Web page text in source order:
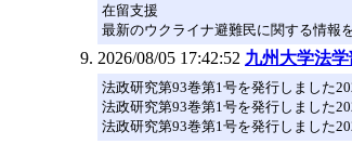
在留支援
最新のウクライナ避難民に関する情報
2026/08/05 17:42:52 九州大学法学
法政研究第93巻第1号を発行しました
法政研究第93巻第1号を発行しました
法政研究第93巻第1号を発行しました